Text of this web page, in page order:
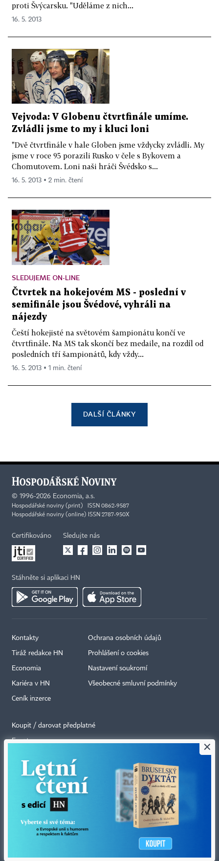
proti Švýcarsku. "Uděláme z nich...
16. 5. 2013
Vejvoda: V Globenu čtvrtfinále umíme.
Zvládli jsme to my i kluci loni
"Dvě čtvrtfinále v hale Globen jsme vždycky zvládli. My
jsme v roce 95 porazili Rusko v čele s Bykovem a
Chomutovem. Loni naši hráči Švédsko s...
16. 5. 2013 ▪ 2 min. čtení
SLEDUJEME ON-LINE
Čtvrtek na hokejovém MS - poslední v
semifinále jsou Švédové, vyhráli na
nájezdy
Čeští hokejisté na světovém šampionátu končí ve
čtvrtfinále. Na MS tak skončí bez medaile, na rozdíl od
posledních tří šampionátů, kdy vždy...
16. 5. 2013 ▪ 1 min. čtení
DALŠÍ ČLÁNKY
© 1996-2026 Economia, a.s.
Hospodářské noviny (print) ISSN 0862-9587
Hospodářské noviny (online) ISSN 2787-950X
Certifikováno Sledujte nás
Stáhněte si aplikaci HN
Kontakty
Tiráž redakce HN
Economia
Kariéra v HN
Ceník inzerce
Ochrana osobních údajů
Prohlášení o cookies
Nastavení soukromí
Všeobecné smluvní podmínky
Koupit / darovat předplatné
Eventy
RSS kanály
Autorská práva vykonává vydavatel. Bez písemného svolení vydavatele je
zakázáno jakékoli užití částí nebo celku díla, zejména rozmnožování a šíření
jakýmkoli způsobem, mechanickým nebo elektronickým, v českém nebo
jiném jazyce. Bez souhlasu vydavatele je zakázáno též rozmnožování
obsahu pro účely automatizované analýzy textů nebo dat
×